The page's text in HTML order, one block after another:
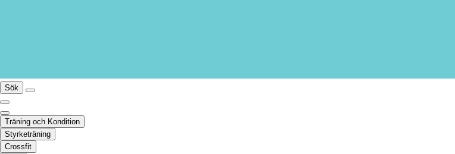
Sök
Träning och Kondition
Styrketräning
Crossfit